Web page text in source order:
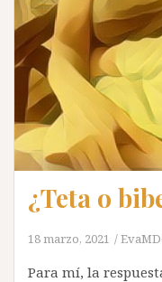
¿Teta o
18 marzo, 2021
Para mí, la